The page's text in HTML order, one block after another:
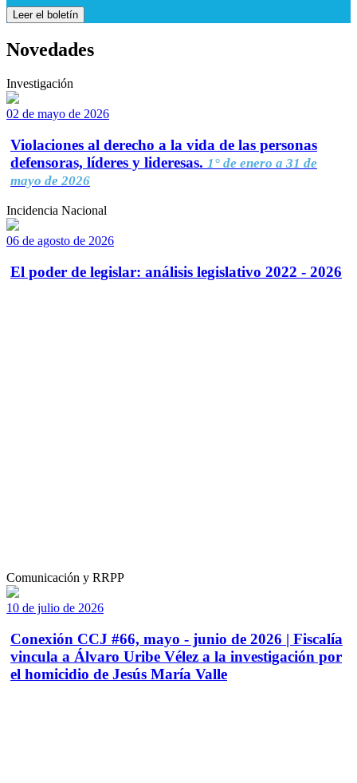
Leer el boletín
Novedades
Investigación
02 de mayo de 2026
Violaciones al derecho a la vida de las personas
defensoras, líderes y lideresas. 1° de enero a 31 de
mayo de 2026
Incidencia Nacional
06 de agosto de 2026
El poder de legislar: análisis legislativo 2022 - 2026
Comunicación y RRPP
10 de julio de 2026
Conexión CCJ #66, mayo - junio de 2026 | Fiscalía
vincula a Álvaro Uribe Vélez a la investigación por
el homicidio de Jesús María Valle